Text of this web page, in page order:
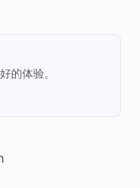
的体验。